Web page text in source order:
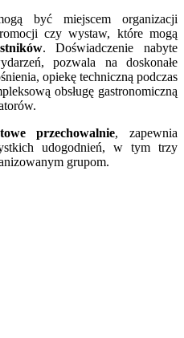
być miejscem organizacji
czy wystaw, które mogą
. Doświadczenie nabyte
pozwala na doskonałe
opiekę techniczną podczas
obsługę gastronomiczną
przechowalnie, zapewnia
udogodnień, w tym trzy
grupom.